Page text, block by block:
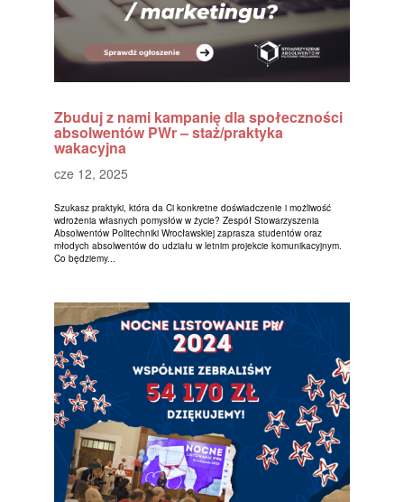
Zbuduj z nami kampanię dla społeczności
absolwentów PWr – staż/praktyka
wakacyjna
cze 12, 2025
Szukasz praktyki, która da Ci konkretne doświadczenie i możliwość
wdrożenia własnych pomysłów w życie? Zespół Stowarzyszenia
Absolwentów Politechniki Wrocławskiej zaprasza studentów oraz
młodych absolwentów do udziału w letnim projekcie komunikacyjnym.
Co będziemy...